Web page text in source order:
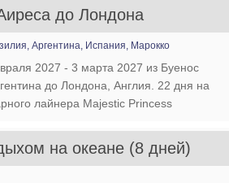
до Лондона
Аргентина, Испания, Марокко
2027 - 3 марта 2027 из Буенос
до Лондона, Англия. 22 дня на
лайнера Majestic Princess
на океане (8 дней)